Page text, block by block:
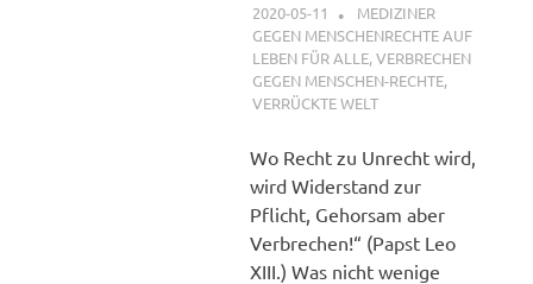
2020-05-11 G A
MEDIZINER
GEGEN MENSCHENRECHTE AUF
LEBEN FÜR ALLE,VERBRECHEN
GEGEN MENSCHEN-RECHTE,
VERRÜCKTE WELT
Wo Recht zu Unrecht wird,
wird Widerstand zur
Pflicht, Gehorsam aber
Verbrechen!“ (Papst Leo
XIII.) Was nicht wenige